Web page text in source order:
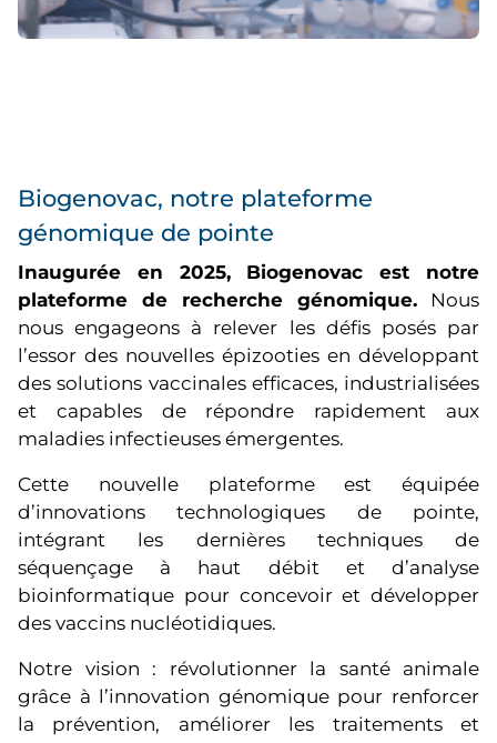
Biogenovac, notre plateforme
génomique de pointe
Inaugurée en 2025, Biogenovac est notre
plateforme de recherche génomique. Nous
nous engageons à relever les défis posés par
l’essor des nouvelles épizooties en développant
des solutions vaccinales efficaces, industrialisées
et capables de répondre rapidement aux
maladies infectieuses émergentes.
Cette nouvelle plateforme est équipée
d’innovations technologiques de pointe,
intégrant les dernières techniques de
séquençage à haut débit et d’analyse
bioinformatique pour concevoir et développer
des vaccins nucléotidiques.
Notre vision : révolutionner la santé animale
grâce à l’innovation génomique pour renforcer
la prévention, améliorer les traitements et